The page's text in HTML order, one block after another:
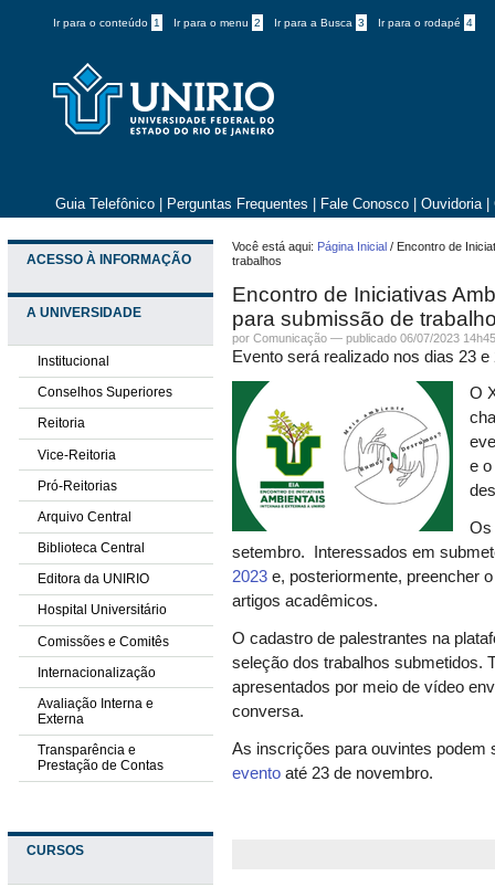
Ir para o conteúdo 1 Ir para o menu 2 Ir para a Busca 3 Ir para o rodapé 4
Guia Telefônico Perguntas Frequentes Fale Conosco Ouvidoria
ACESSO À INFORMAÇÃO
A UNIVERSIDADE
Institucional
Conselhos Superiores
Reitoria
Vice-Reitoria
Pró-Reitorias
Arquivo Central
Biblioteca Central
Editora da UNIRIO
Hospital Universitário
Comissões e Comitês
Internacionalização
Avaliação Interna e
Externa
Transparência e
Prestação de Contas
CURSOS
Você está aqui: Página Inicial / Encontro de
trabalhos
Encontro de Iniciativas
para submissão de
porComunicação —publicado 06/07/2023
Evento será realizado nos dias 23
O
e
Os
setembro. Interessados em
2023 e, posteriormente, preencher
artigos acadêmicos.
O cadastro de palestrantes na
seleção dos trabalhos submetidos.
apresentados por meio de vídeo
conversa.
As inscrições para ouvintes podem
evento até 23 de novembro.